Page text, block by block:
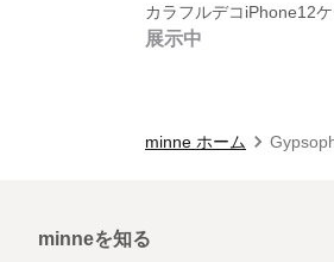
カラフルデコiPhone12
展示中
minne ホーム
minneを知る